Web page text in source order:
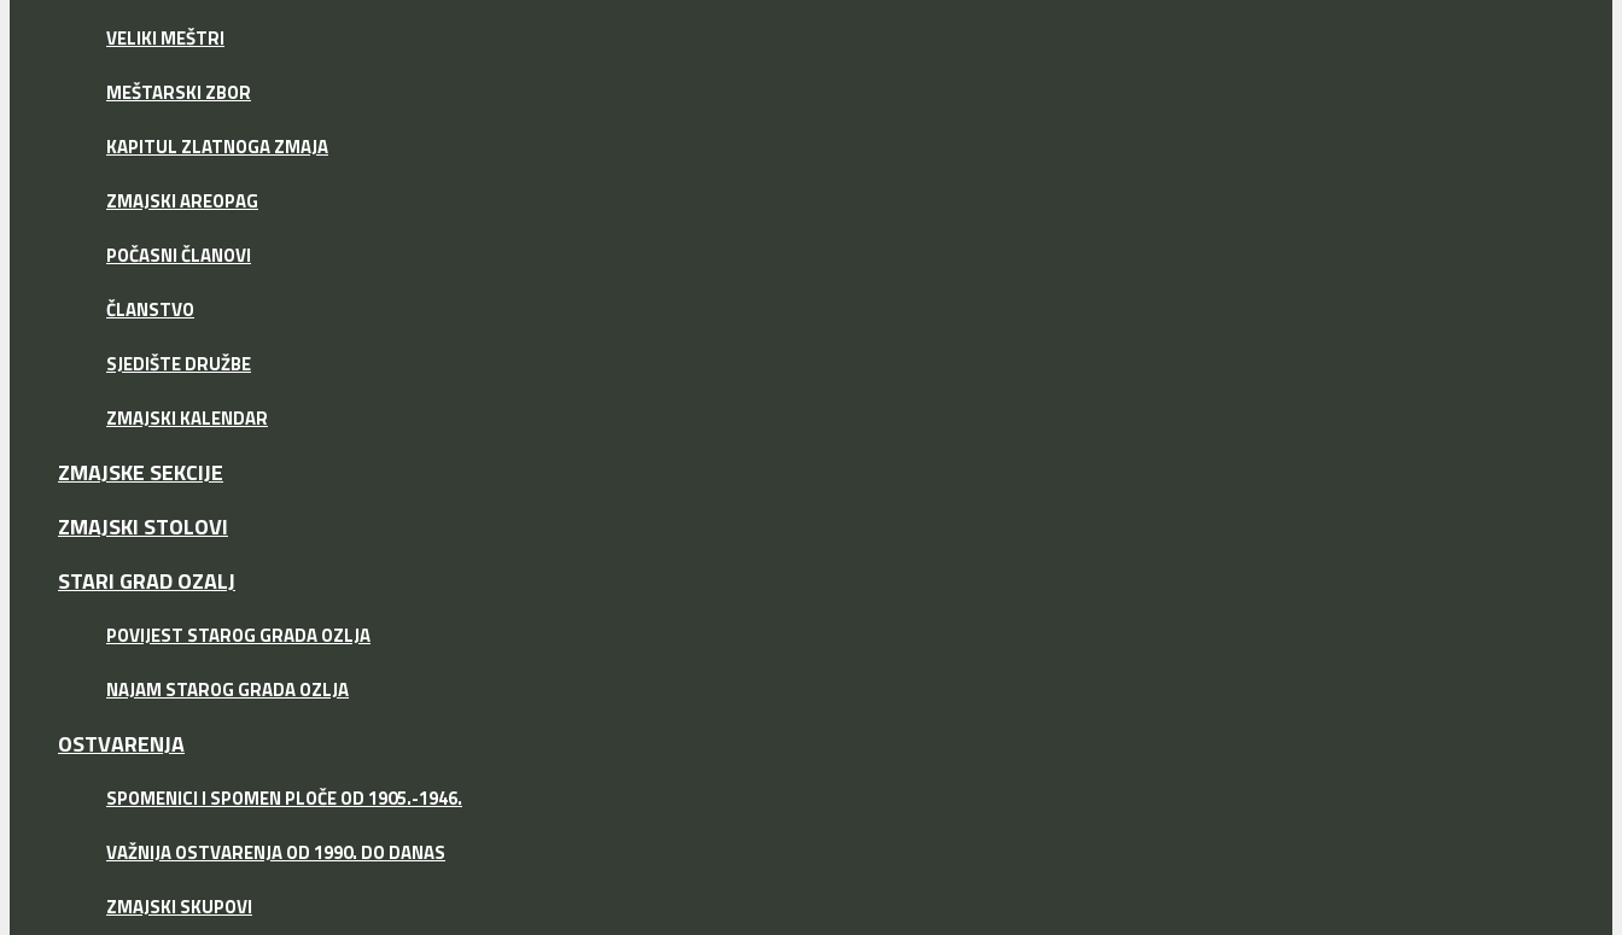
VELIKI MEŠTRI
MEŠTARSKI ZBOR
KAPITUL ZLATNOGA ZMAJA
ZMAJSKI AREOPAG
POČASNI ČLANOVI
ČLANSTVO
SJEDIŠTE DRUŽBE
ZMAJSKI KALENDAR
ZMAJSKE SEKCIJE
ZMAJSKI STOLOVI
STARI GRAD OZALJ
POVIJEST STAROG GRADA OZLJA
NAJAM STAROG GRADA OZLJA
OSTVARENJA
SPOMENICI I SPOMEN PLOČE OD 1905.-1946.
VAŽNIJA OSTVARENJA OD 1990. DO DANAS
ZMAJSKI SKUPOVI